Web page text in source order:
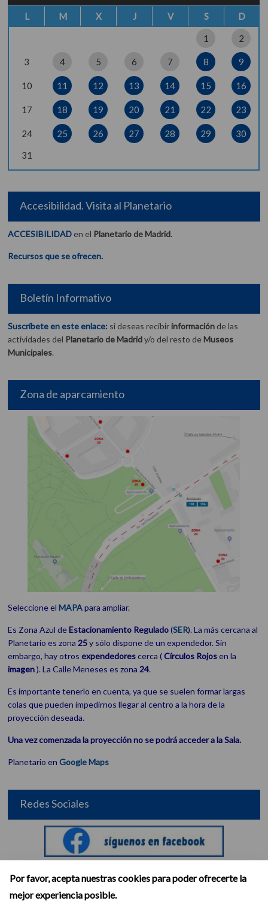
Por favor, acepta nuestras cookies para poder ofrecerte la
mejor experiencia posible.
L M X J V S D
1 2
3 4 5 6 7 8 9
10 11 12 13 14 15 16
17 18 19 20 21 22 23
24 25 26 27 28 29
30
31
Accesibilidad. Visita al Planetario
ACCESIBILIDAD en el Planetario de Madrid.
Recursos que se ofrecen.
Boletín Informativo
Suscríbete en este enlace: si deseas recibirinformación de las
actividades del Planetario de Madridy/o del resto deMuseos
Municipales.
Zona de aparcamiento
Seleccione elMAPApara ampliar.
Es Zona Azul deEstacionamiento Regulado(SER). La más cercana al
Planetario es zona25y sólo dispone de un expendedor. Sin
embargo, hay otrosexpendedorescerca (Círculos Rojosen la
imagen). La Calle Meneses es zona24.
Es importante tenerlo en cuenta, ya que se suelen formar largas
colas que pueden impedirnos llegar al centro a la hora de la
proyección deseada.
Una vez comenzada la proyección no se podrá acceder a la Sala.
Planetario enGoogle Maps
Redes Sociales